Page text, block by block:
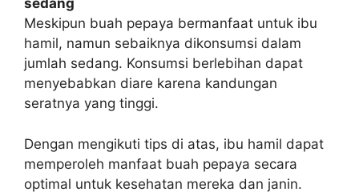
sedang
Meskipun buah pepaya bermanfaat untuk ibu
hamil, namun sebaiknya dikonsumsi dalam
jumlah sedang. Konsumsi berlebihan dapat
menyebabkan diare karena kandungan
seratnya yang tinggi.
Dengan mengikuti tips di atas, ibu hamil dapat
memperoleh manfaat buah pepaya secara
optimal untuk kesehatan mereka dan janin.